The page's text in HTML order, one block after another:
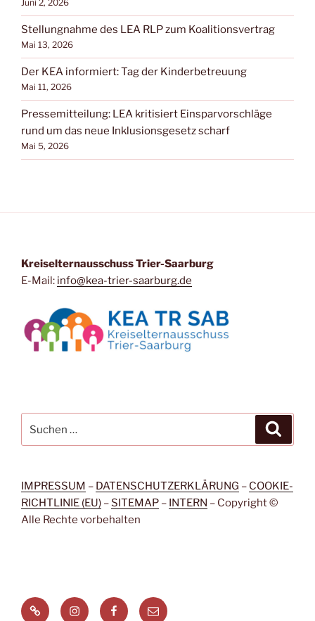
Juni 2, 2026
Stellungnahme des LEA RLP zum Koalitionsvertrag
Mai 13, 2026
Der KEA informiert: Tag der Kinderbetreuung
Mai 11, 2026
Pressemitteilung: LEA kritisiert Einsparvorschläge
rund um das neue Inklusionsgesetz scharf
Mai 5, 2026
Kreiselternausschuss Trier-Saarburg
E-Mail: info@kea-trier-saarburg.de
nach:
IMPRESSUM – DATENSCHUTZERKLÄRUNG – COOKIE-
RICHTLINIE (EU) – SITEMAP – INTERN – Copyright ©
Alle Rechte vorbehalten
Signal
InstagramFacebookMenüeintrag